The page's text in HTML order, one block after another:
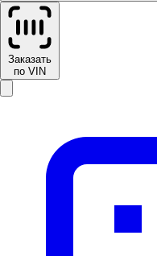
Заказать
по VIN